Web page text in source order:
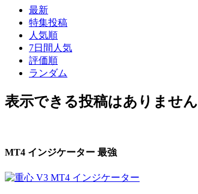
最新
特集投稿
人気順
7日間人気
評価順
ランダム
表示できる投稿はありません
MT4 インジケーター 最強